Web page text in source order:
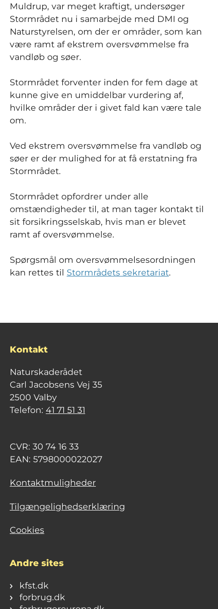
Muldrup, var meget kraftigt, undersøger
Stormrådet nu i samarbejde med DMI og
Naturstyrelsen, om der er områder, som kan
være ramt af ekstrem oversvømmelse fra
vandløb og søer.
Stormrådet forventer inden for fem dage at
kunne give en umiddelbar vurdering af,
hvilke områder der i givet fald kan være tale
om.
Ved ekstrem oversvømmelse fra vandløb og
søer er der mulighed for at få erstatning fra
Stormrådet.
Stormrådet opfordrer under alle
omstændigheder til, at man tager kontakt til
sit forsikringsselskab, hvis man er blevet
ramt af oversvømmelse.
Spørgsmål om oversvømmelsesordningen
kan rettes til Stormrådets sekretariat.
Kontakt
Naturskaderådet
Carl Jacobsens Vej 35
2500 Valby
Telefon: 41 71 51 31
CVR: 30 74 16 33
EAN: 5798000022027
Kontaktmuligheder
Tilgængelighedserklæring
Cookies
Andre sites
kfst.dk
forbrug.dk